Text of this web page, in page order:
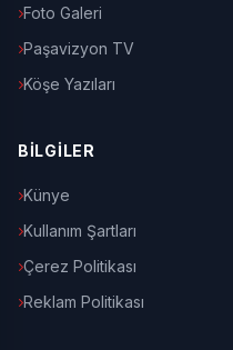
Foto Galeri
Paşavizyon TV
Köşe Yazıları
BİLGİLER
Künye
Kullanım Şartları
Çerez Politikası
Reklam Politikası